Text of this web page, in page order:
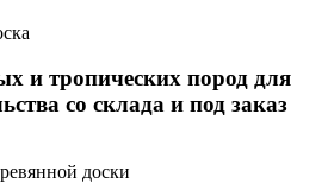
и тропических пород для
со склада и под заказ
доски